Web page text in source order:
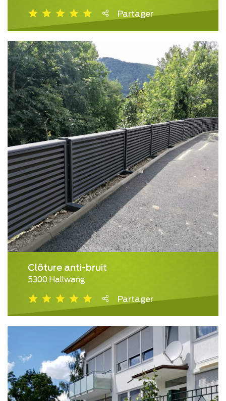
Partager
Clôture anti-bruit
5300 Hallwang
Partager